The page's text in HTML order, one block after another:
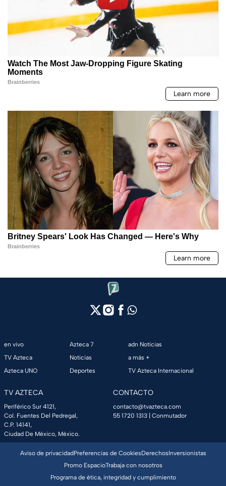
en vivo
TV Azteca
Azteca UNO
Azteca 7
Noticias
Deportes
adn Noticias
a más +
TV Azteca Internacional
TV AZTECA
Periférico Sur 4121,
Col. Fuentes Del Pedregal,
C.P. 14141,
Ciudad De México, México.
CONTACTO
contacto@tvazteca.com
55 1720 1313 | Conmutador
Aviso de privacidadPreferencias de CookiesDerechosInversionistas
Promo EspacioTrabaja con nosotros
Programa de ética, integridad y cumplimiento